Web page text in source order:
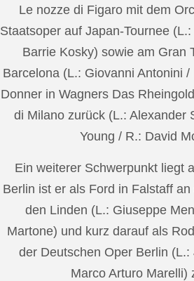
Le nozze di Figaro mit dem
Staatsoper auf Japan-Tournee
Barrie Kosky) sowie am Gran
Barcelona (L.: Giovanni Antonini
Donner in Wagners Das
di Milano zurück (L.: Alexander
Young / R.: David
Ein weiterer Schwerpunkt liegt
Berlin ist er als Ford in Falstaff
den Linden (L.: Giuseppe
Martone) und kurz darauf als
der Deutschen Oper Berlin (L.:
Marco Arturo Marelli)